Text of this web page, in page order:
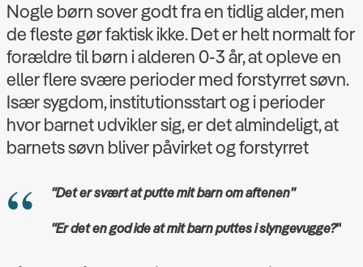
Nogle børn sover godt fra en tidlig alder, men
de fleste gør faktisk ikke. Det er helt normalt for
forældre til børn i alderen 0-3 år, at opleve en
eller flere svære perioder med forstyrret søvn.
Især sygdom, institutionsstart og i perioder
hvor barnet udvikler sig, er det almindeligt, at
barnets søvn bliver påvirket og forstyrret
"Det er svært at putte mit barn om aftenen"
"Er det en god ide at mit barn puttes i slyngevugge?"